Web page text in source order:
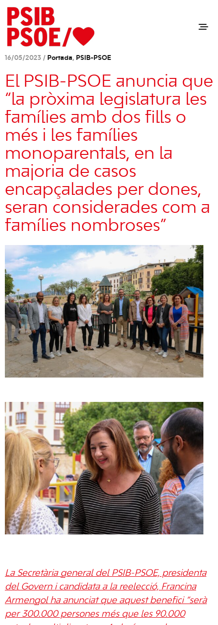
16/05/2023 / Portada, PSIB-PSOE
El PSIB-PSOE anuncia que
“la pròxima legislatura les
famílies amb dos fills o
més i les famílies
monoparentals, en la
majoria de casos
encapçalades per dones,
seran considerades com a
famílies nombroses”
La Secretària general del PSIB-PSOE, presidenta
del Govern i candidata a la reelecció, Francina
Armengol ha anunciat que aquest benefici “serà
per 300.000 persones més que les 90.000